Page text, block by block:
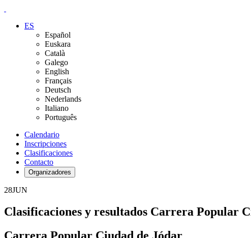
ES
Español
Euskara
Català
Galego
English
Français
Deutsch
Nederlands
Italiano
Português
Calendario
Inscripciones
Clasificaciones
Contacto
Organizadores
28JUN
Clasificaciones y resultados Carrera Popular